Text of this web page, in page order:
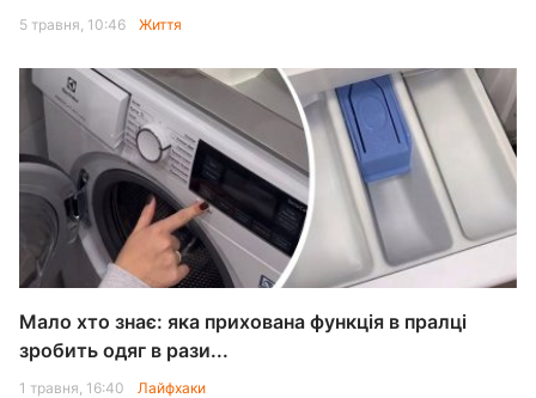
5 травня, 10:46 Життя
Мало хто знає: яка прихована функція в пралці
зробить одяг в рази...
1 травня, 16:40 Лайфхаки